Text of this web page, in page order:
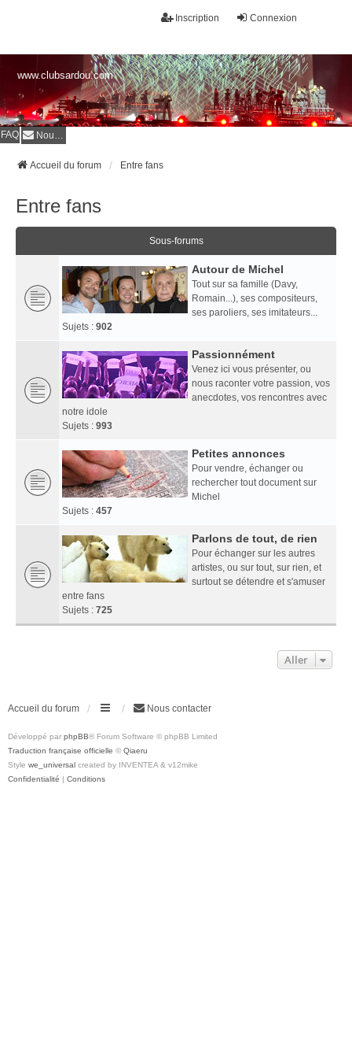
Connexion
Inscription
www.clubsardou.com
FAQ Nous contacter
Accueil du forum Entre fans
Entre fans
Sous-forums
Autour de Michel
Tout sur sa famille (Davy,
Romain...), ses compositeurs,
ses paroliers, ses imitateurs...
Sujets : 902
Passionnément
Venez ici vous présenter, ou
nous raconter votre passion, vos
anecdotes, vos rencontres avec
notre idole
Sujets : 993
Petites annonces
Pour vendre, échanger ou
rechercher tout document sur
Michel
Sujets : 457
Parlons de tout, de rien
Pour échanger sur les autres
artistes, ou sur tout, sur rien, et
surtout se détendre et s'amuser
entre fans
Sujets : 725
Aller
Accueil du forum Nous contacter
Développé par phpBB® Forum Software © phpBB Limited
Traduction française officielle © Qiaeru
Style we_universal created by INVENTEA & v12mike
Confidentialité | Conditions